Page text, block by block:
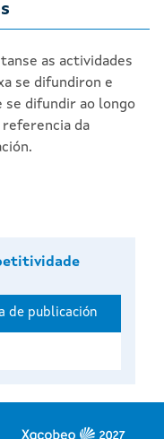
as actividades
se difundiron e
se difundir ao longo
referencia da
de publicación